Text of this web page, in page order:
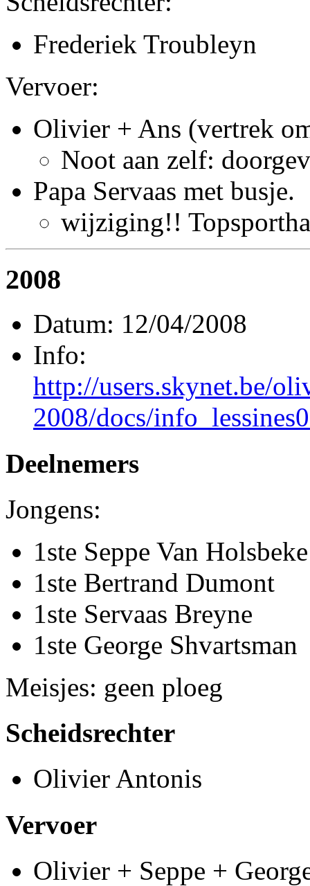
Frederiek Troubleyn
Vervoer:
Olivier + Ans (vertrek
Noot aan zelf:
Papa Servaas met busje.
wijziging!!
2008
Datum: 12/04/2008
Info:
http://users.skynet.be/
2008/docs/
Deelnemers
Jongens:
1ste Seppe Van Holsbeke
1ste Bertrand Dumont
1ste Servaas Breyne
1ste George Shvartsman
Meisjes: geen ploeg
Scheidsrechter
Olivier Antonis
Vervoer
Olivier + Seppe +